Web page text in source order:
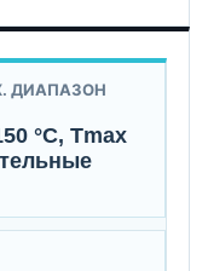
ДИАПАЗОН
°C, Tmax